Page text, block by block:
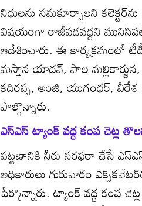
నిధులను సమకూర్చాలని
విషయంగా రాజీపడవద్దని
ఆదేశించారు. ఈ కార్యక్రమంలో
మస్తాన యాదవ్‌, పాల
కదిరప్ప, అంజి, యుగంధర్‌,
పాల్గొన్నారు.
ఎస్‌ఎస్‌ ట్యాంక్‌ వద్ద కంప చెట్ల
పట్టణానికి నీరు సరఫరా చేసే
అధికారులు గురువారం
పేర్కొన్నారు. ట్యాంక్‌ వద్ద కంప